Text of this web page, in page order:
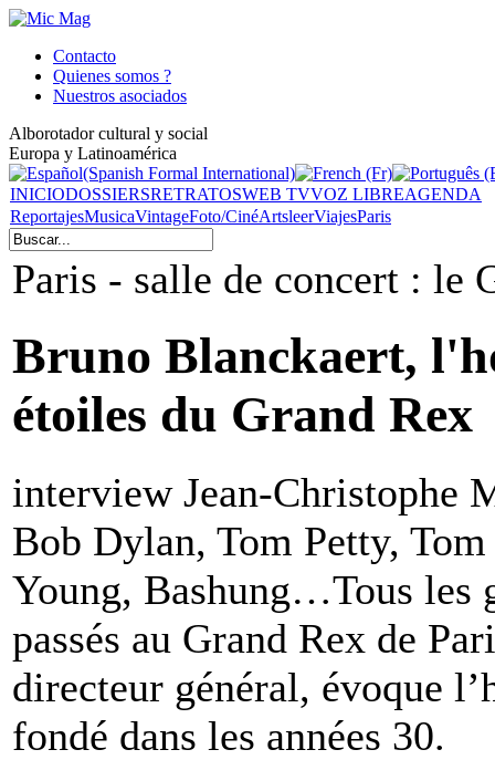
Contacto
Quienes somos ?
Nuestros asociados
Alborotador cultural y social
Europa y Latinoamérica
INICIODOSSIERSRETRATOSWEB TVVOZ LIBREAGENDA
ReportajesMusicaVintageFoto/CinéArtsleerViajesParis
Paris - salle de concert : le
Bruno Blanckaert,
étoiles du Grand Rex
interview Jean-Christophe
Bob Dylan, Tom Petty,
Young, Bashung…Tous les
passés au Grand Rex de
directeur général, évoque
fondé dans les années 30.